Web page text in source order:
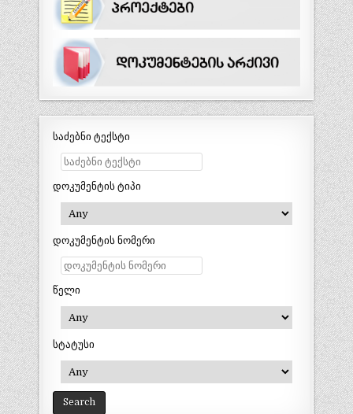
საძებნი ტექსტი
დოკუმენტის ტიპი
დოკუმენტის ნომერი
წელი
სტატუსი